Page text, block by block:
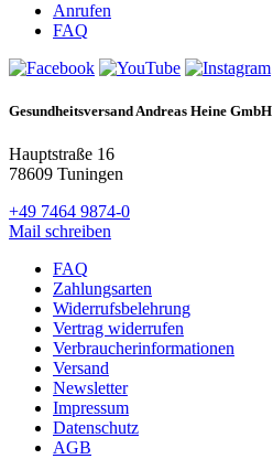
Anrufen
FAQ
Gesundheitsversand Andreas Heine GmbH
Hauptstraße 16
78609 Tuningen
+49 7464 9874-0
Mail schreiben
FAQ
Zahlungsarten
Widerrufsbelehrung
Vertrag widerrufen
Verbraucherinformationen
Versand
Newsletter
Impressum
Datenschutz
AGB